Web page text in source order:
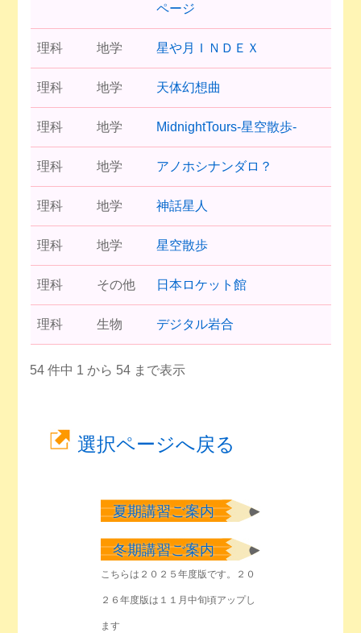
ページ
理科 地学 星や月ＩＮＤＥＸ
理科 地学 天体幻想曲
理科 地学 MidnightTours-星空散歩-
理科 地学 アノホシナンダロ？
理科 地学 神話星人
理科 地学 星空散歩
理科 その他 日本ロケット館
理科 生物 デジタル岩合
54 件中 1 から 54 まで表示
選択ページへ戻る
夏期講習ご案内
冬期講習ご案内
こちらは２０２５年度版です。２０
２６年度版は１１月中旬頃アップし
ます